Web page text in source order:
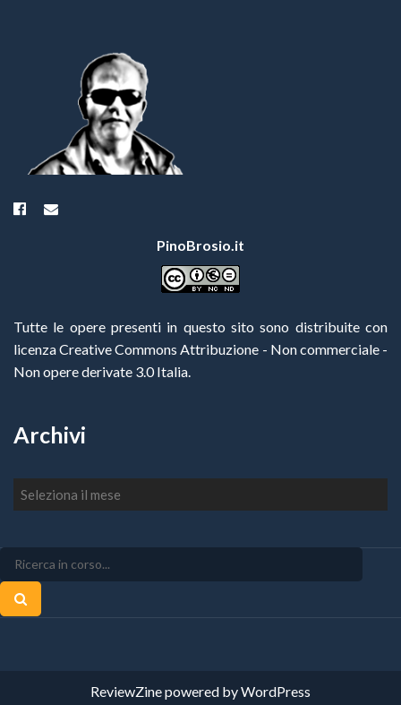
PinoBrosio.it
Tutte le opere presenti in questo sito sono distribuite con
licenza Creative Commons Attribuzione - Non commerciale -
Non opere derivate 3.0 Italia.
Archivi
Archivi
ReviewZinepowered byWordPress